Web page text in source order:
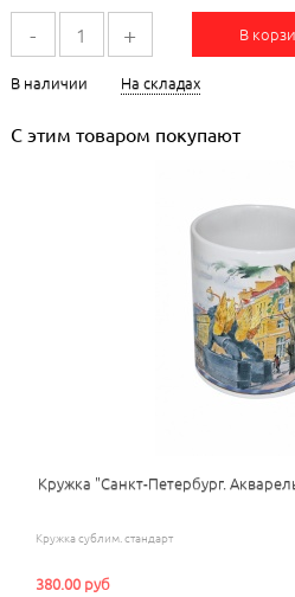
- + В
В наличии На складах
С этим товаром покупают
Кружка "Санкт-Петербург.
Кружка сублим. стандарт
380.00 руб